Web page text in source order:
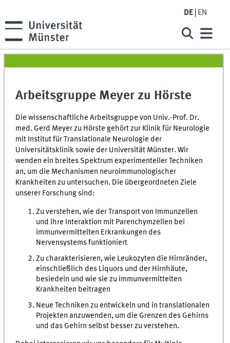
DE EN
Arbeitsgruppe Meyer zu Hörste
Die wissenschaftliche Arbeitsgruppe von Univ.-Prof. Dr.
med. Gerd Meyer zu Hörste gehört zur Klinik für Neurologie
mit Institut für Translationale Neurologie der
Universitätsklinik sowie der Universität Münster. Wir
wenden ein breites Spektrum experimenteller Techniken
an, um die Mechanismen neuroimmunologischer
Krankheiten zu untersuchen. Die übergeordneten Ziele
unserer Forschung sind:
Zu verstehen, wie der Transport von Immunzellen
und ihre Interaktion mit Parenchymzellen bei
immunvermittelten Erkrankungen des
Nervensystems funktioniert
Zu charakterisieren, wie Leukozyten die Hirnränder,
einschließlich des Liquors und der Hirnhäute,
besiedeln und wie sie zu immunvermittelten
Krankheiten beitragen
Neue Techniken zu entwickeln und in translationalen
Projekten anzuwenden, um die Grenzen des Gehirns
und das Gehirn selbst besser zu verstehen.